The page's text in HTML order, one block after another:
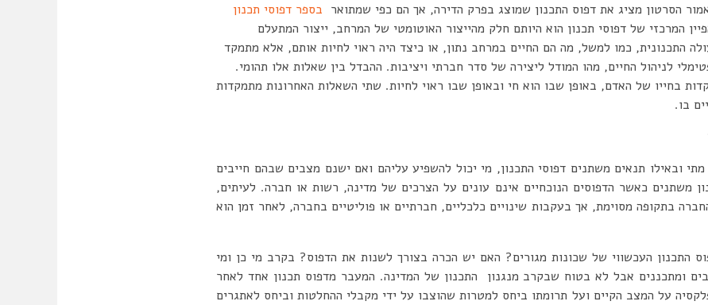
הסרטון מציג את דפוס התכנון שמוצג בפרק הדירה, אך הם כפי שמתואר בספר דפוסי תכנון
המרכזי של דפוסי תכנון הוא היותם חלק מהייצור האוטומטי של המרחב, ייצור המתעלם
התכנונית, כמו למשל, מה הם החיים במרחב נתון, או כיצד היה ראוי לחיות אותם, אלא מתמקד
לניהול החיים, מהו המודל ליצירה של סדר חברתי ויציבות. ההבדל בין שאלות אלו תהומי.
בחייו של האדם, באופן שבו הוא חי ובאופן שבו ראוי לחיות. שתי השאלות האחרונות מתמקדות
בו.
ובאילו תנאים משתנים דפוסי התכנון, מי יכול להשפיע עליהם ואם ישנם מצבים שבהם חייבים
משתנים כאשר הדפוסים הנוכחיים אינם עונים על הצרכים של מדינה, רשות או חברה. לעיתים,
בתקופה מסוימת, אך בעקבות שינויים כלכליים, חברתיים או פוליטיים בחברה, לאחר זמן הוא
התכנון העכשווי של שכונות מגורים? האם יש הכרה בצורך לשנות את הדפוס? בקרב מי כן ומי
ומתכננים אבל לא בטוח שבקרב מנגנון התכנון של המדינה. המעבר מדפוס תכנון אחד לאחר
על המצב הקיים ועל תרומתו ביחס למטרות שהוצבו על ידי מקבלי ההחלטות וביחס לאתגרים